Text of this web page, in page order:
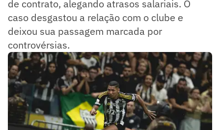
de contrato, alegando atrasos salariais. O
caso desgastou a relação com o clube e
deixou sua passagem marcada por
controvérsias.